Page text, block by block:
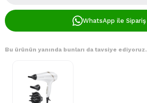
WhatsApp ile Sipariş
Bu ürünün yanında bunları da tavsiye ediyoruz.